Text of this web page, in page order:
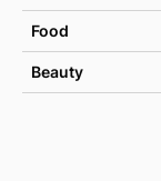
Food
Beauty